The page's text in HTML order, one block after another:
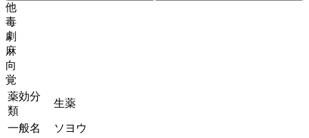
他
毒
劇
麻
向
覚
薬効分
類
生薬
一般名
ソヨウ